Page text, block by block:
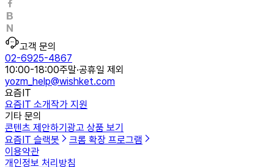
고객 문의
02-6925-4867
10:00-18:00주말·공휴일 제외
yozm_help@wishket.com
요즘IT
요즘IT 소개작가 지원
기타 문의
콘텐츠 제안하기광고 상품 보기
요즘IT 슬랙봇
크롬 확장 프로그램
이용약관
개인정보 처리방침